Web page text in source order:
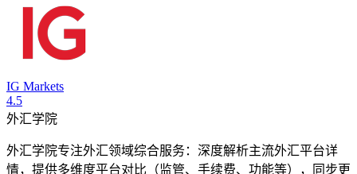
IG Markets
4.5
外汇学院
外汇学院专注外汇领域综合服务：深度解析主流外汇平台详
情，提供多维度平台对比（监管、手续费、功能等），同步更